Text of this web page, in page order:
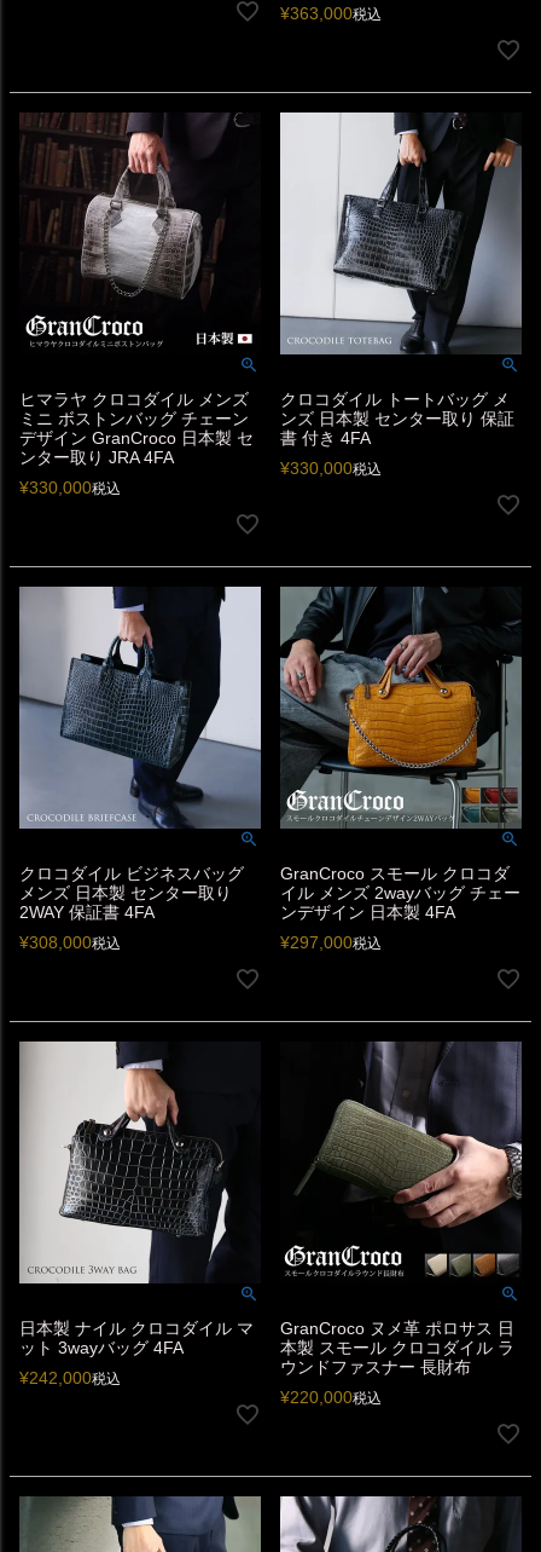
¥363,000税込
ヒマラヤ クロコダイル メンズ
ミニ ボストンバッグ チェーン
デザイン GranCroco 日本製 セ
ンター取り JRA 4FA
¥330,000税込
クロコダイル トートバッグ メ
ンズ 日本製 センター取り 保証
書 付き 4FA
¥330,000税込
クロコダイル ビジネスバッグ
メンズ 日本製 センター取り
2WAY 保証書 4FA
¥308,000税込
GranCroco スモール クロコダ
イル メンズ 2wayバッグ チェー
ンデザイン 日本製 4FA
¥297,000税込
日本製 ナイル クロコダイル マ
ット 3wayバッグ 4FA
¥242,000税込
GranCroco ヌメ革 ポロサス 日
本製 スモール クロコダイル ラ
ウンドファスナー 長財布
¥220,000税込